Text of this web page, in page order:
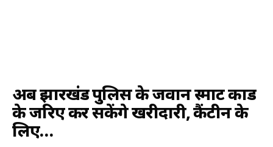
अब झारखंड पुलिस के जवान स्मार्ट कार्ड
के जरिए कर सकेंगे खरीदारी, कैंटीन के
लिए…